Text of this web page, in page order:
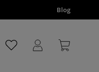
Blog